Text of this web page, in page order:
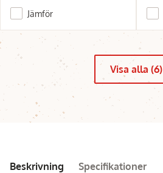
Jämför
Visa alla (6)
Beskrivning Specifikationer